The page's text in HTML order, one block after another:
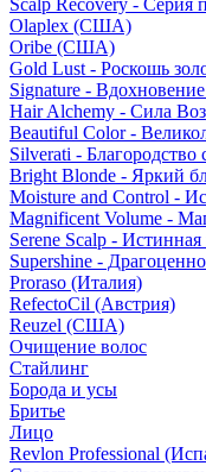
Scalp Recovery - Серия
Olaplex (США)
Oribe (США)
Gold Lust - Роскошь
Signature -
Hair Alchemy - Сила
Beautiful Color -
Silverati - Благородство
Bright Blonde - Яркий
Moisture and Control -
Magnificent Volume -
Serene Scalp -
Supershine -
Proraso (Италия)
RefectoCil (Австрия)
Reuzel (США)
Очищение волос
Стайлинг
Борода и усы
Бритье
Лицо
Revlon Professional